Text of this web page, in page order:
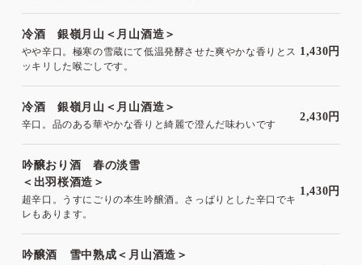
冷酒 銀嶺月山＜月山酒造＞
やや辛口。極寒の雪蔵にて低温発酵させた爽やかな香りとス
ッキリした喉ごしです。
1,430円
冷酒 銀嶺月山＜月山酒造＞
辛口。品のある華やかな香りと綺麗で澄んだ味わいです
2,430円
吟醸おり酒 春の淡雪
＜出羽桜酒造＞
超辛口。うすにごりの本生吟醸酒。さっぱりとした辛口でキ
レもあります。
1,430円
吟醸酒 雪中熟成＜月山酒造＞